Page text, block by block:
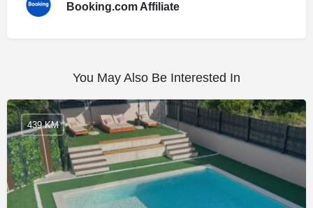
Booking.com Affiliate
You May Also Be Interested In
439 KM